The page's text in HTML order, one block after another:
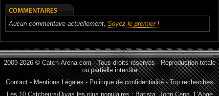
Aucun commentaire actuellement, Soyez le premier !
2009-2026 © Catch-Arena.com - Tous droits réservés - Reproduction totale
ou partielle interdite
Contact - Mentions Légales-Politique de confidentialité-Top recherches
Les 10 Catcheurs/Divas les plus populaires :Batista,John Cena,L'Ange